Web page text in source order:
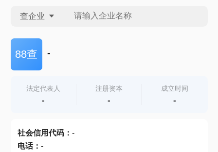
查企业
查企业
查产地
88查 -
法定代表人
-
注册资本
-
成立时间
-
社会信用代码： -
电话： -